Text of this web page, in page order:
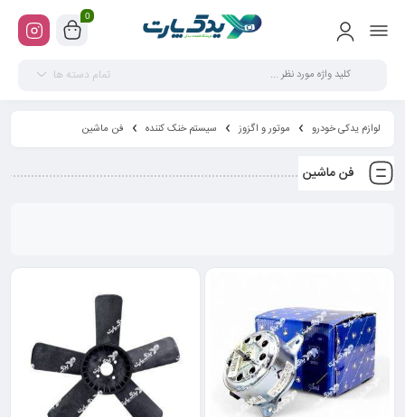
0
تمام دسته ها
لوازم یدکی خودرو موتور و اگزوز سیستم خنک کننده فن ماشین
فن ماشین